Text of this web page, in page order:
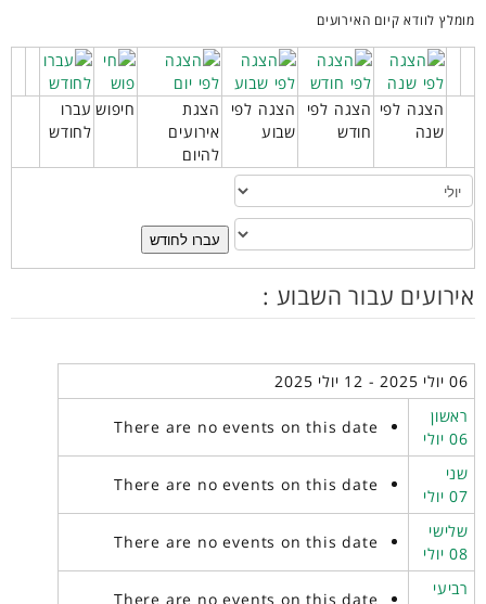
מומלץ לוודא קיום האירועים
הצגה לפי
שנה
הצגה לפי
חודש
הצגה לפי
שבוע
הצגת
אירועים
להיום
חיפוש עברו
לחודש
עברו לחודש
אירועים עבור השבוע :
06 יולי 2025 - 12 יולי 2025
ראשון
06 יולי
There are no events on this date
שני
07 יולי
There are no events on this date
שלישי
08 יולי
There are no events on this date
רביעי
There are no events on this date